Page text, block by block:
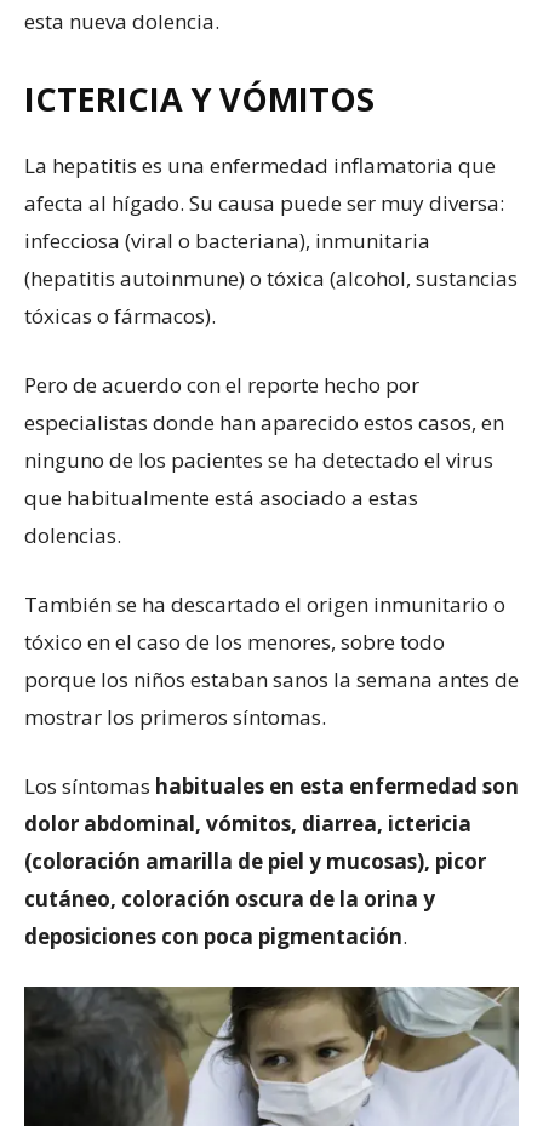
esta nueva dolencia.
ICTERICIA Y VÓMITOS
La hepatitis es una enfermedad inflamatoria que
afecta al hígado. Su causa puede ser muy diversa:
infecciosa (viral o bacteriana), inmunitaria
(hepatitis autoinmune) o tóxica (alcohol, sustancias
tóxicas o fármacos).
Pero de acuerdo con el reporte hecho por
especialistas donde han aparecido estos casos, en
ninguno de los pacientes se ha detectado el virus
que habitualmente está asociado a estas
dolencias.
También se ha descartado el origen inmunitario o
tóxico en el caso de los menores, sobre todo
porque los niños estaban sanos la semana antes de
mostrar los primeros síntomas.
Los síntomas habituales en esta enfermedad son
dolor abdominal, vómitos, diarrea, ictericia
(coloración amarilla de piel y mucosas), picor
cutáneo, coloración oscura de la orina y
deposiciones con poca pigmentación.